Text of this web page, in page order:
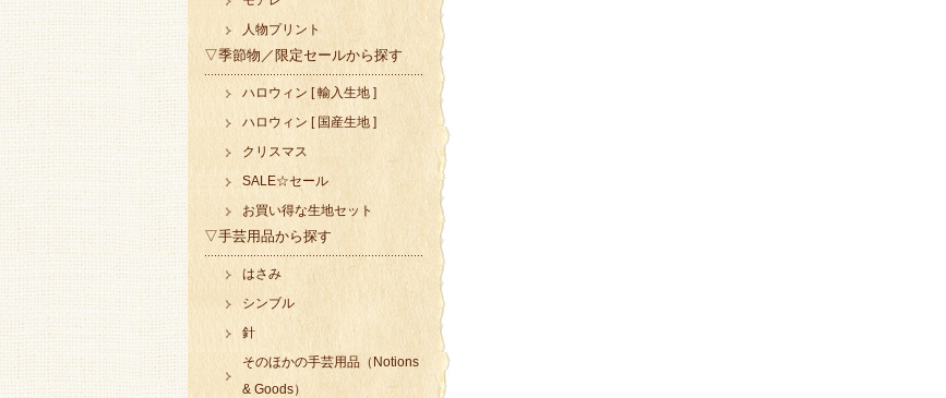
人物プリント
▽季節物／限定セールから探す
ハロウィン [ 輸入生地 ]
ハロウィン [ 国産生地 ]
クリスマス
SALE☆セール
お買い得な生地セット
▽手芸用品から探す
はさみ
シンブル
針
そのほかの手芸用品（Notions
& Goods）